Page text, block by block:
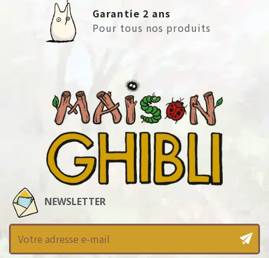
Garantie 2 ans
Pour tous nos produits
NEWSLETTER